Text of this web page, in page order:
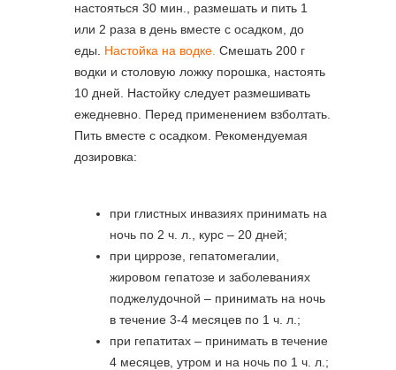
настояться 30 мин., размешать и пить 1
или 2 раза в день вместе с осадком, до
еды. Настойка на водке. Смешать 200 г
водки и столовую ложку порошка, настоять
10 дней. Настойку следует размешивать
ежедневно. Перед применением взболтать.
Пить вместе с осадком. Рекомендуемая
дозировка:
при глистных инвазиях принимать на
ночь по 2 ч. л., курс – 20 дней;
при циррозе, гепатомегалии,
жировом гепатозе и заболеваниях
поджелудочной – принимать на ночь
в течение 3-4 месяцев по 1 ч. л.;
при гепатитах – принимать в течение
4 месяцев, утром и на ночь по 1 ч. л.;